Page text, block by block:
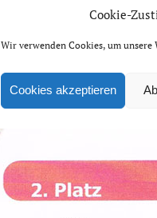
Cookie-
Wir verwenden Cookies, um
Cookies akzeptieren